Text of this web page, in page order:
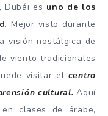
Dubái es uno de los
. Mejor visto durante
visión nostálgica de
viento tradicionales
visitar el centro
cultural. Aquí
clases de árabe,